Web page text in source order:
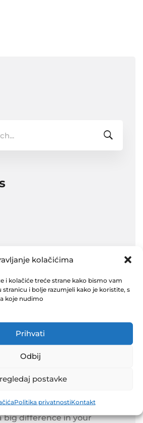
kolačićima
i kolačiće treće strane kako bismo vam
i bolje razumjeli kako je koristite, s
koje nudimo
Prihvati
Odbij
postavke
Politika privatnostiKontakt
and resources you
big difference in your